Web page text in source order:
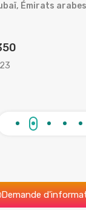
4/5
Palm
Demande